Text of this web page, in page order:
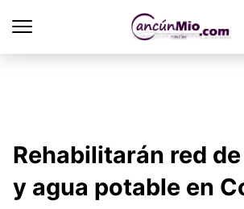
Rehabilitarán red
y agua potable en